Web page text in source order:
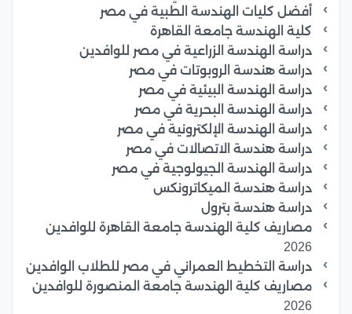
أفضل كليات الهندسة الطبية في مصر
كلية الهندسة جامعة القاهرة
دراسة الهندسة الزراعية في مصر للوافدين
دراسة هندسة الروبوتات في مصر
دراسة الهندسة البيئية في مصر
دراسة الهندسة البحرية في مصر
دراسة الهندسة الإلكترونية في مصر
دراسة هندسة الاتصالات في مصر
دراسة الهندسة الجيولوجية في مصر
دراسة هندسة الميكاترونكس
دراسة هندسة بترول
مصاريف كلية الهندسة جامعة القاهرة للوافدين
2026
دراسة التخطيط العمراني في مصر للطلاب الوافدين
مصاريف كلية الهندسة جامعة المنصورة للوافدين
2026